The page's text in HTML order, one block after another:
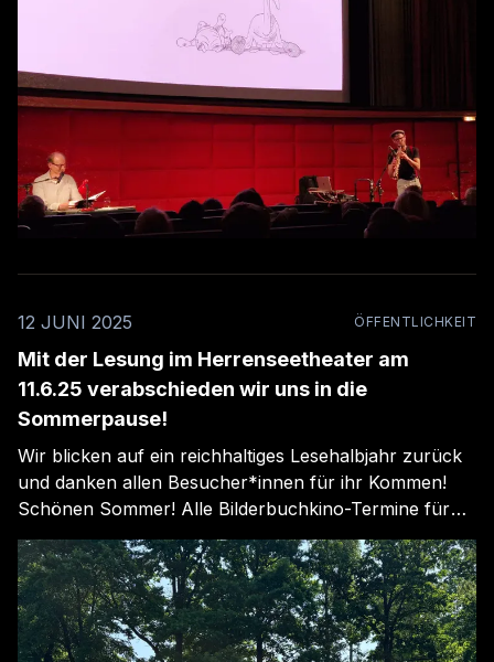
12 JUNI 2025 ÖFFENTLICHKEIT
Mit der Lesung im Herrenseetheater am
11.6.25 verabschieden wir uns in die
Sommerpause!
Wir blicken auf ein reichhaltiges Lesehalbjahr zurück
und danken allen Besucher*innen für ihr Kommen!
Schönen Sommer! Alle Bilderbuchkino-Termine für
den Herbst und Winter findest du hier! Termine 2025